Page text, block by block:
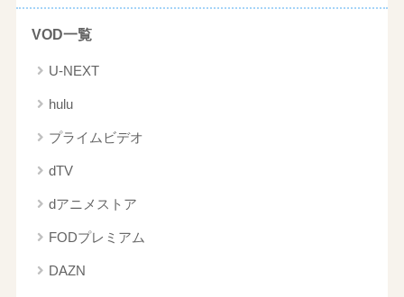
VOD一覧
U-NEXT
hulu
プライムビデオ
dTV
dアニメストア
FODプレミアム
DAZN